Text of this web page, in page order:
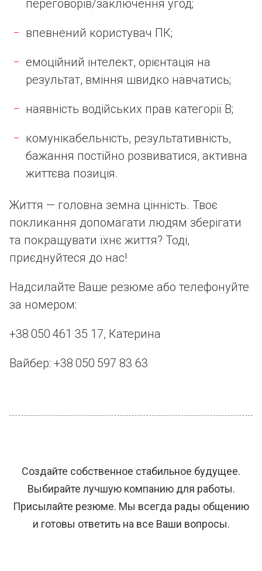
переговорів/заключення угод;
впевнений користувач ПК;
емоційний інтелект, орієнтація на
результат, вміння швидко навчатись;
наявність водійських прав категорії В;
комунікабельність, результативність,
бажання постійно розвиватися, активна
життєва позиція.
Життя — головна земна цінність. Твоє
покликання допомагати людям зберігати
та покращувати їхнє життя? Тоді,
приєднуйтеся до нас!
Надсилайте Ваше резюме або телефонуйте
за номером:
+38 050 461 35 17, Катерина
Вайбер: +38 050 597 83 63
Создайте собственное стабильное будущее.
Выбирайте лучшую компанию для работы.
Присылайте резюме. Мы всегда рады общению
и готовы ответить на все Ваши вопросы.